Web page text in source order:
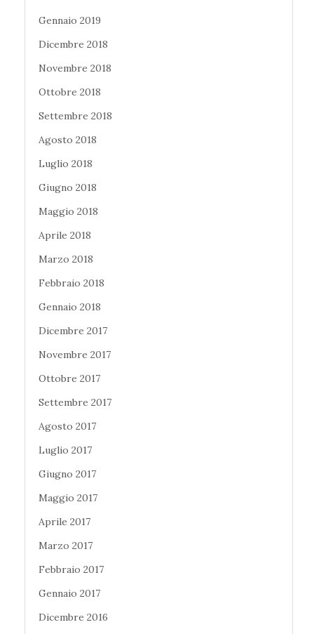
Gennaio 2019
Dicembre 2018
Novembre 2018
Ottobre 2018
Settembre 2018
Agosto 2018
Luglio 2018
Giugno 2018
Maggio 2018
Aprile 2018
Marzo 2018
Febbraio 2018
Gennaio 2018
Dicembre 2017
Novembre 2017
Ottobre 2017
Settembre 2017
Agosto 2017
Luglio 2017
Giugno 2017
Maggio 2017
Aprile 2017
Marzo 2017
Febbraio 2017
Gennaio 2017
Dicembre 2016